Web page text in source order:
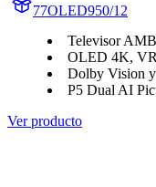
77OLED950/12
Televisor
OLED 4K,
Dolby Vision
P5 Dual AI
Ver producto